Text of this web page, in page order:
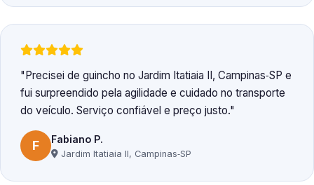
Precisei de guincho no Jardim Itatiaia II, Campinas‑SP e
fui surpreendido pela agilidade e cuidado no transporte
do veículo. Serviço confiável e preço justo.
F Fabiano P.
Jardim Itatiaia II, Campinas‑SP